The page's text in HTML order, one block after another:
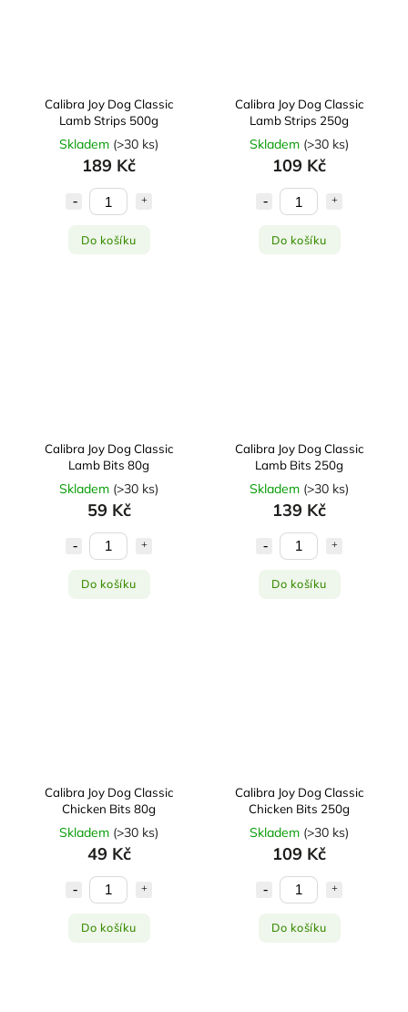
Calibra Joy Dog Classic
Lamb Strips 500g
Skladem (>30 ks)
189 Kč
Do košíku
Calibra Joy Dog Classic
Lamb Strips 250g
Skladem (>30 ks)
109 Kč
Do košíku
Calibra Joy Dog Classic
Lamb Bits 80g
Skladem (>30 ks)
59 Kč
Do košíku
Calibra Joy Dog Classic
Lamb Bits 250g
Skladem (>30 ks)
139 Kč
Do košíku
Calibra Joy Dog Classic
Chicken Bits 80g
Skladem (>30 ks)
49 Kč
Do košíku
Calibra Joy Dog Classic
Chicken Bits 250g
Skladem (>30 ks)
109 Kč
Do košíku